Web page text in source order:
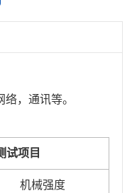
，通讯等。
试项目
机械强度